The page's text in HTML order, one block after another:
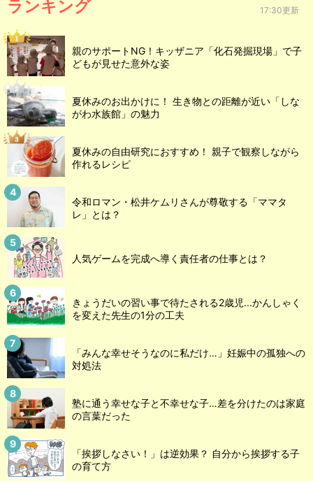
ランキング 17:30更新
親のサポートNG！キッザニア「化石発掘現場」で子
どもが見せた意外な姿
夏休みのお出かけに！ 生き物との距離が近い「しな
がわ水族館」の魅力
夏休みの自由研究におすすめ！ 親子で観察しながら
作れるレシピ
令和ロマン・松井ケムリさんが尊敬する「ママタ
レ」とは？
人気ゲームを完成へ導く責任者の仕事とは？
きょうだいの習い事で待たされる2歳児...かんしゃく
を変えた先生の1分の工夫
「みんな幸せそうなのに私だけ…」妊娠中の孤独への
対処法
塾に通う幸せな子と不幸せな子…差を分けたのは家庭
の言葉だった
「挨拶しなさい！」は逆効果？ 自分から挨拶する子
の育て方